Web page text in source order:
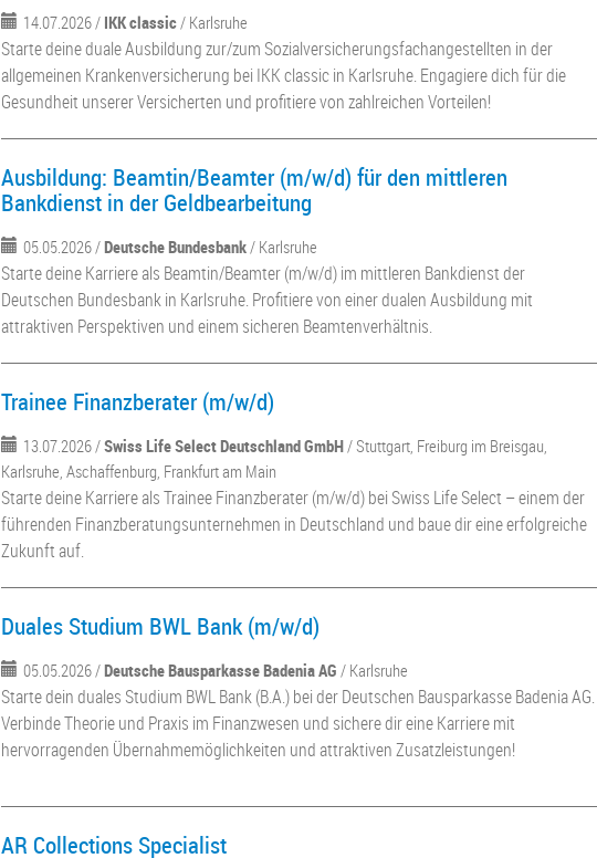
14.07.2026 / IKK classic/ Karlsruhe
Starte deine duale Ausbildung zur/zum Sozialversicherungsfachangestellten in der
allgemeinen Krankenversicherung bei IKK classic in Karlsruhe. Engagiere dich für die
Gesundheit unserer Versicherten und profitiere von zahlreichen Vorteilen!
Ausbildung: Beamtin/Beamter (m/w/d) für den mittleren
Bankdienst in der Geldbearbeitung
05.05.2026 /Deutsche Bundesbank/ Karlsruhe
Starte deine Karriere als Beamtin/Beamter (m/w/d) im mittleren Bankdienst der
Deutschen Bundesbank in Karlsruhe. Profitiere von einer dualen Ausbildung mit
attraktiven Perspektiven und einem sicheren Beamtenverhältnis.
Trainee Finanzberater (m/w/d)
13.07.2026 /Swiss Life Select Deutschland GmbH/ Stuttgart, Freiburg im Breisgau,
Karlsruhe, Aschaffenburg, Frankfurt am Main
Starte deine Karriere als Trainee Finanzberater (m/w/d) bei Swiss Life Select – einem der
führenden Finanzberatungsunternehmen in Deutschland und baue dir eine erfolgreiche
Zukunft auf.
Duales Studium BWL Bank (m/w/d)
05.05.2026 /Deutsche Bausparkasse Badenia AG / Karlsruhe
Starte dein duales Studium BWL Bank (B.A.) bei der Deutschen Bausparkasse Badenia AG.
Verbinde Theorie und Praxis im Finanzwesen und sichere dir eine Karriere mit
hervorragenden Übernahmemöglichkeiten und attraktiven Zusatzleistungen!
AR Collections Specialist